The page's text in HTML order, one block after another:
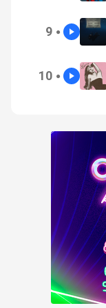
9 ●
10 ●